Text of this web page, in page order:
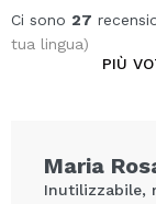
Ci sono 27
tua lingua)
PIÙ
Maria
Inutilizzabile,